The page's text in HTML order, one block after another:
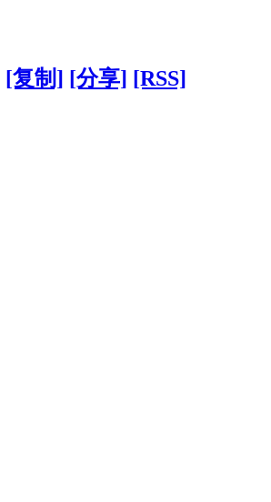
[复制] [分享] [RSS]